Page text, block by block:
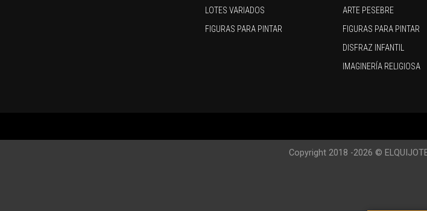
LOTES VARIADOS
FIGURAS PARA PINTAR
ARTE PESEBRE
FIGURAS PARA PINTAR
DISFRAZ INFANTIL
IMAGINERÍA RELIGIOSA
Copyright 2018 -2026 ©